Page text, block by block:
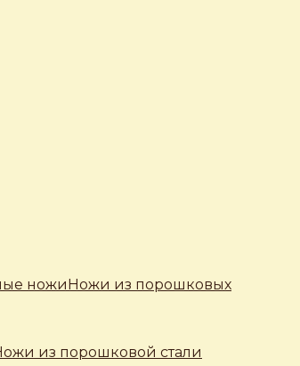
ножиНожи из порошковых
из порошковой стали